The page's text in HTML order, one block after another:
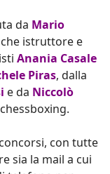
da Mario
istruttore e
Anania Casale
Piras, dalla
e da Niccolò
con tutte
sia la mail a cui